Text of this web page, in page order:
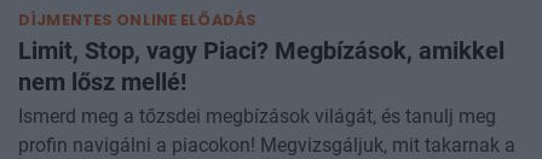
DÍJMENTES ONLINE ELŐADÁS
Limit, Stop, vagy Piaci? Megbízások, amikkel
nem lősz mellé!
Ismerd meg a tőzsdei megbízások világát, és tanulj meg
profin navigálni a piacokon! Megvizsgáljuk, mit takarnak a